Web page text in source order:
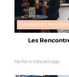
EVÉNEMENTS
Les
Par Pierre-Edouard Laigo